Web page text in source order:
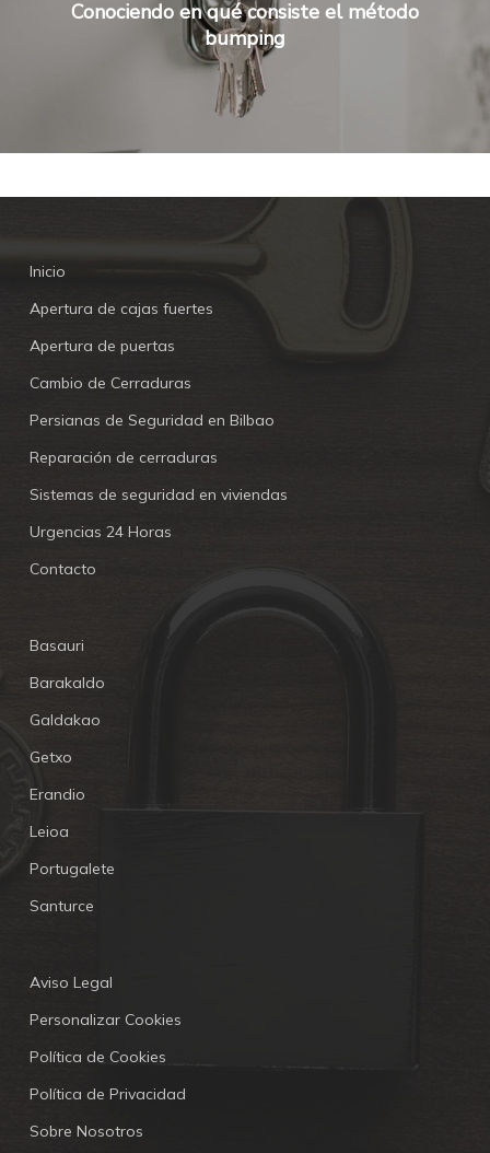
Conociendo en qué consiste el método
bumping
Inicio
Apertura de cajas fuertes
Apertura de puertas
Cambio de Cerraduras
Persianas de Seguridad en Bilbao
Reparación de cerraduras
Sistemas de seguridad en viviendas
Urgencias 24 Horas
Contacto
Basauri
Barakaldo
Galdakao
Getxo
Erandio
Leioa
Portugalete
Santurce
Aviso Legal
Personalizar Cookies
Política de Cookies
Política de Privacidad
Sobre Nosotros